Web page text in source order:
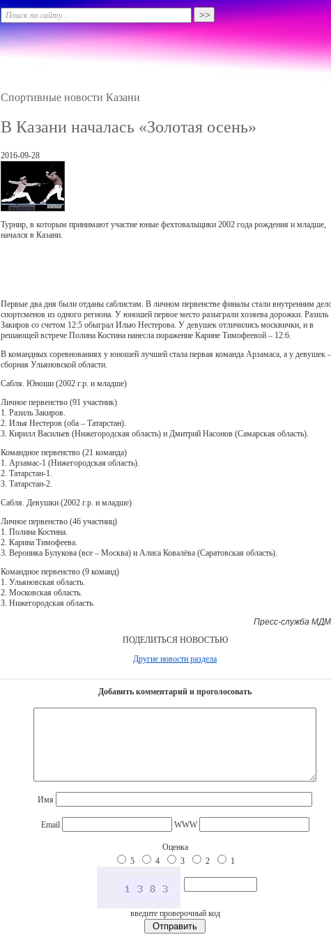
Спортивные новости Казани
В Казани началась «Золотая осень»
2016-09-28
Турнир, в которым принимают участие юные фехтовальщики 2002 года рождения и младше,
начался в Казани.
Первые два дня были отданы саблистам. В личном первенстве финалы стали внутренним
спортсменов из одного региона. У юношей первое место разыграли хозяева дорожки. Разиль
Закиров со счетом 12:5 обыграл Илью Нестерова. У девушек отличились москвички, и в
решающей встрече Полина Костина нанесла поражение Карине Тимофеевой – 12:6.
В командных соревнованиях у юношей лучшей стала первая команда Арзамаса, а у девушек –
сборная Ульяновской области.
Сабля. Юноши (2002 г.р. и младше)
Личное первенство (91 участник)
1. Разиль Закиров.
2. Илья Нестеров (оба – Татарстан).
3. Кирилл Васильев (Нижегородская область) и Дмитрий Насонов (Самарская область).
Командное первенство (21 команда)
1. Арзамас-1 (Нижегородская область).
2. Татарстан-1.
3. Татарстан-2.
Сабля. Девушки (2002 г.р. и младше)
Личное первенство (46 участниц)
1. Полина Костина.
2. Карина Тимофеева.
3. Вероника Булукова (все – Москва) и Алиса Ковалёва (Саратовская область).
Командное первенство (9 команд)
1. Ульяновская область.
2. Московская область.
3. Нижегородская область.
Пресс-служба
ПОДЕЛИТЬСЯ НОВОСТЬЮ
Другие новости раздела
Добавить комментарий и проголосовать
Имя
Email WWW
Оценка
5
4 3 2 1
введите проверочный код